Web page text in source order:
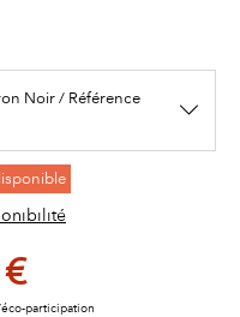
Noir / Référence
participation